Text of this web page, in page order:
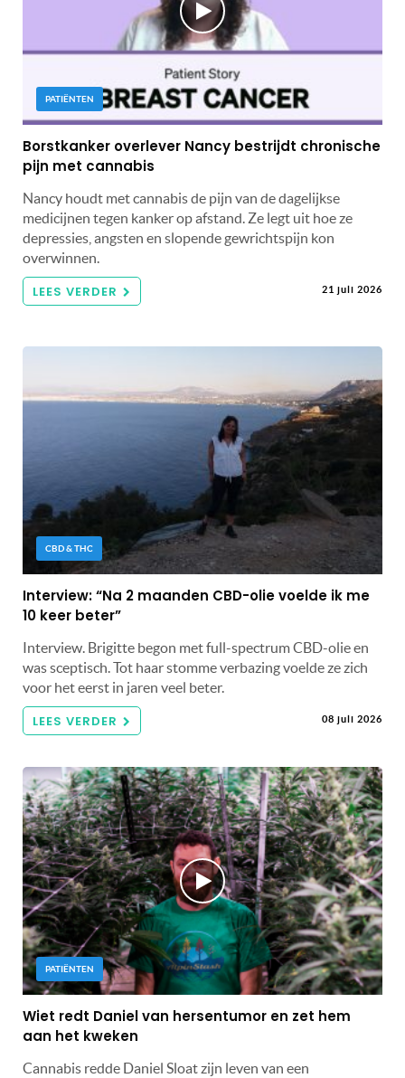
PATIËNTEN
Borstkanker overlever Nancy bestrijdt chronische
pijn met cannabis
Nancy houdt met cannabis de pijn van de dagelijkse
medicijnen tegen kanker op afstand. Ze legt uit hoe ze
depressies, angsten en slopende gewrichtspijn kon
overwinnen.
LEES VERDER 21 juli 2026
CBD & THC
Interview: “Na 2 maanden CBD-olie voelde ik me
10 keer beter”
Interview. Brigitte begon met full-spectrum CBD-olie en
was sceptisch. Tot haar stomme verbazing voelde ze zich
voor het eerst in jaren veel beter.
LEES VERDER 08 juli 2026
PATIËNTEN
Wiet redt Daniel van hersentumor en zet hem
aan het kweken
Cannabis redde Daniel Sloat zijn leven van een